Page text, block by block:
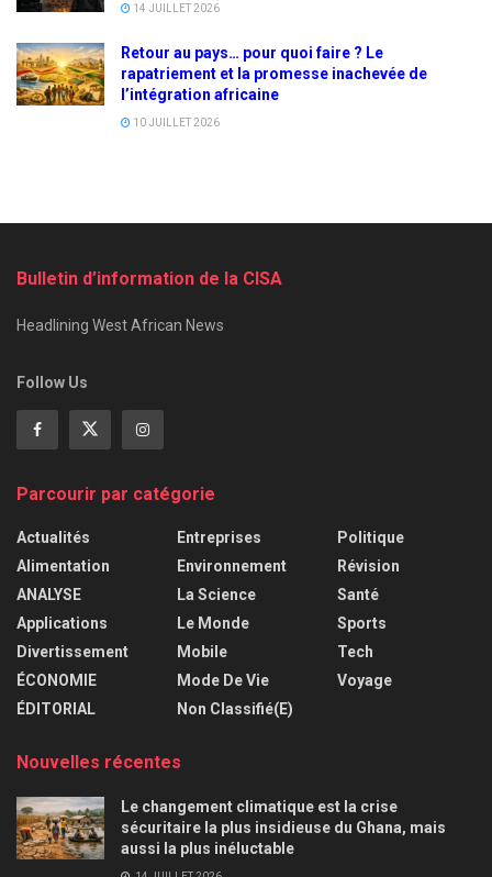
14 JUILLET 2026
Retour au pays… pour quoi faire ? Le
rapatriement et la promesse inachevée de
l’intégration africaine
10 JUILLET 2026
Bulletin d’information de la CISA
Headlining West African News
Follow Us
Parcourir par catégorie
Actualités
Alimentation
ANALYSE
Applications
Divertissement
ÉCONOMIE
ÉDITORIAL
Entreprises
Environnement
La Science
Le Monde
Mobile
Mode De Vie
Non Classifié(e)
Politique
Révision
Santé
Sports
Tech
Voyage
Nouvelles récentes
Le changement climatique est la crise
sécuritaire la plus insidieuse du Ghana, mais
aussi la plus inéluctable